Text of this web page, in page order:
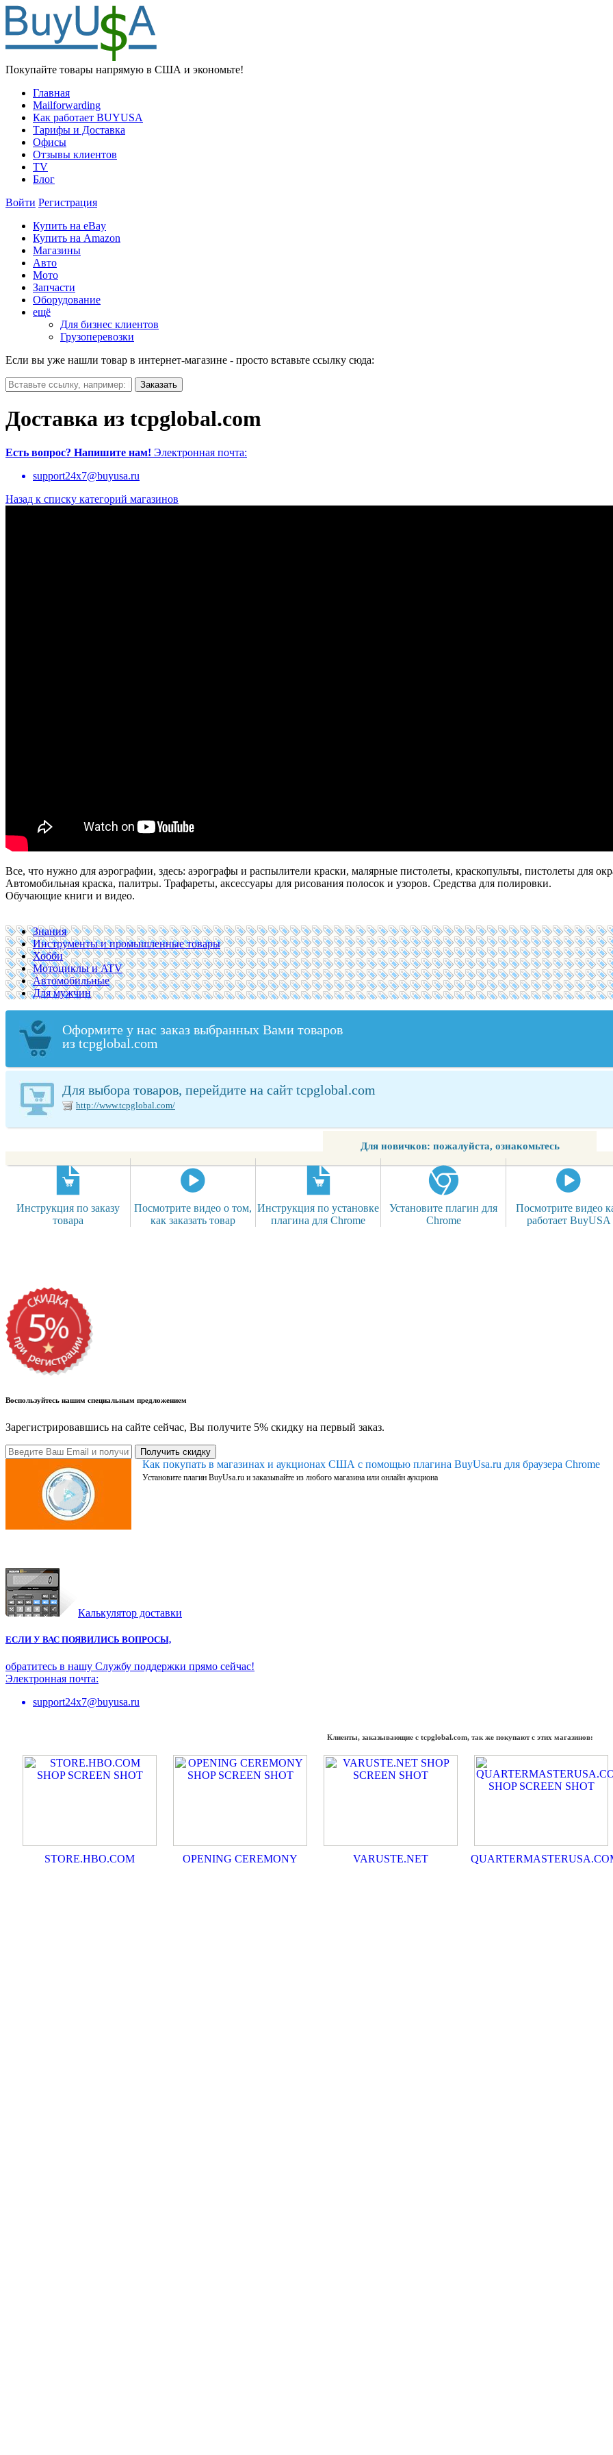
Покупайте товары напрямую в США и экономьте!
Главная
Mailforwarding
Как работает BUYUSA
Тарифы и Доставка
Офисы
Отзывы клиентов
TV
Блог
Войти Регистрация
Купить на eBay
Купить на Amazon
Магазины
Авто
Мото
Запчасти
Оборудование
ещё
Для бизнес клиентов
Грузоперевозки
Если вы уже нашли товар в интернет-магазине - просто вставьте ссылку сюда:
Доставка из tcpglobal.com
Есть вопрос? Напишите нам! Электронная почта:
support24x7@buyusa.ru
Назад к списку категорий магазинов
Все, что нужно для аэрографии, здесь: аэрографы и распылители краски, малярные пистолеты, краскопульты, пистолеты для
Автомобильная краска, палитры. Трафареты, аксессуары для рисования полосок и узоров. Средства для полировки.
Обучающие книги и видео.
Знания
Инструменты и промышленные товары
Хобби
Мотоциклы и ATV
Автомобильные
Для мужчин
Оформите у нас заказ выбранных Вами товаров
из tcpglobal.com
Для выбора товаров, перейдите на сайт tcpglobal.com
http://www.tcpglobal.com/
Для новичков: пожалуйста, ознакомьтесь
Инструкция по заказу
товара
Посмотрите видео о том,
как заказать товар
Инструкция по установке
плагина для Chrome
Установите плагин для
Chrome
Посмотрите видео
работает BuyUSA
Воспользуйтесь нашим специальным предложением
Зарегистрировавшись на сайте сейчас, Вы получите 5% скидку на первый заказ.
Получить скидку
Как покупать в магазинах и аукционах США с помощью плагина BuyUsa.ru для браузера Chrome
Установите плагин BuyUsa.ru и заказывайте из любого магазина или онлайн аукциона
Калькулятор доставки
ЕСЛИ У ВАС ПОЯВИЛИСЬ ВОПРОСЫ,
обратитесь в нашу Службу поддержки прямо сейчас!
Электронная почта:
support24x7@buyusa.ru
Клиенты, заказывающие с tcpglobal.com, так же покупают с этих магазинов:
STORE.HBO.COM OPENING CEREMONY VARUSTE.NET